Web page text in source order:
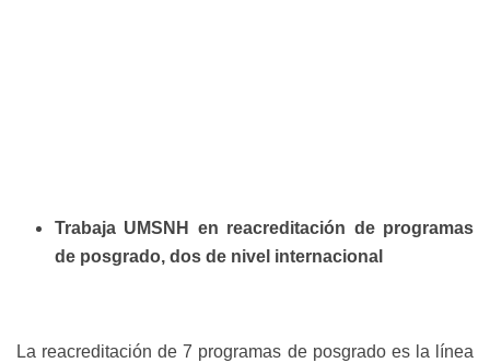
Trabaja UMSNH en reacreditación de programas
de posgrado, dos de nivel internacional
La reacreditación de 7 programas de posgrado es la línea